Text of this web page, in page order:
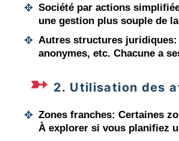
Société par actions
une gestion plus souple de
Autres structures juridiques:
anonymes, etc. Chacune a
2. Utilisation des
Zones franches: Certaines
À explorer si vous planifiez